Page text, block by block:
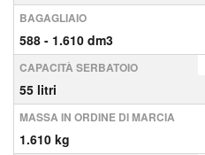
BAGAGLIAIO
588 - 1.610 dm3
CAPACITÀ SERBATOIO
55 litri
MASSA IN ORDINE DI MARCIA
1.610 kg